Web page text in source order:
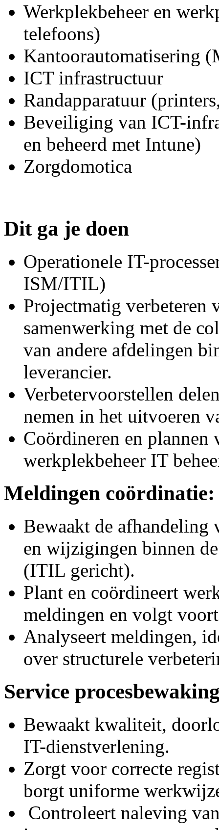
Werkplekbeheer en
telefoons)
Kantoorautomatisering
ICT infrastructuur
Randapparatuur
Beveiliging van ICT-
en beheerd met Intune)
Zorgdomotica
Dit ga je doen
Operationele IT-
ISM/ITIL)
Projectmatig verbeteren
samenwerking met de
van andere afdelingen
leverancier.
Verbetervoorstellen
nemen in het uitvoeren
Coördineren en plannen
werkplekbeheer IT
Meldingen coördinatie:
Bewaakt de afhandeling
en wijzigingen binnen
(ITIL gericht).
Plant en coördineert
meldingen en volgt
Analyseert meldingen,
over structurele
Service
Bewaakt kwaliteit,
IT-dienstverlening.
Zorgt voor correcte
borgt uniforme
Controleert naleving